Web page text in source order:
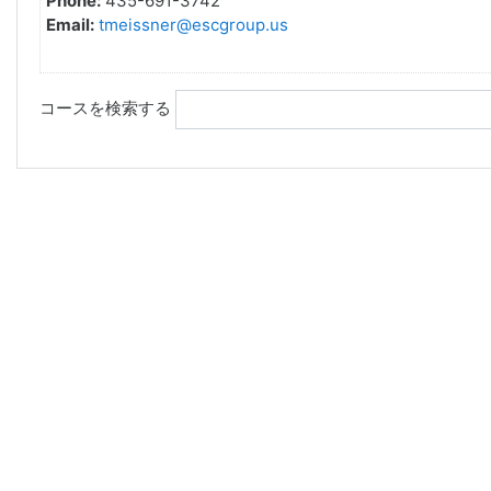
Email: tmeissner@escgroup.us
コースを検索する